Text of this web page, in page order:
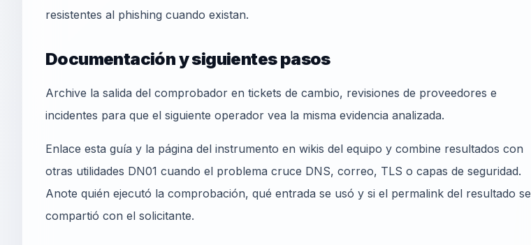
resistentes al phishing cuando existan.
Documentación y siguientes pasos
Archive la salida del comprobador en tickets de cambio, revisiones de proveedores e
incidentes para que el siguiente operador vea la misma evidencia analizada.
Enlace esta guía y la página del instrumento en wikis del equipo y combine resultados con
otras utilidades DN01 cuando el problema cruce DNS, correo, TLS o capas de seguridad.
Anote quién ejecutó la comprobación, qué entrada se usó y si el permalink del resultado se
compartió con el solicitante.